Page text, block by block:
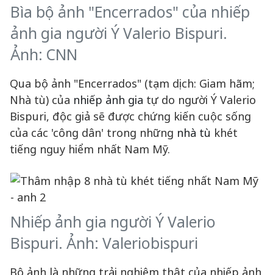
Bìa bộ ảnh "Encerrados" của nhiếp
ảnh gia người Ý Valerio Bispuri.
Ảnh: CNN
Qua bộ ảnh "Encerrados" (tạm dịch: Giam hãm;
Nhà tù) của nhiếp ảnh gia tự do người Ý Valerio
Bispuri, độc giả sẽ được chứng kiến cuộc sống
của các 'công dân' trong những nhà tù khét
tiếng nguy hiểm nhất Nam Mỹ.
Nhiếp ảnh gia người Ý Valerio
Bispuri. Ảnh: Valeriobispuri
Bộ ảnh là những trải nghiệm thật của nhiếp ảnh